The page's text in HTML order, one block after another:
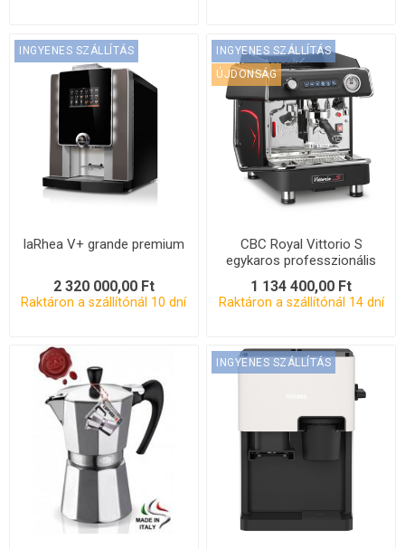
INGYENES SZÁLLÍTÁS
laRhea V+ grande premium
2 320 000,00 Ft
Raktáron a szállítónál 10 dní
INGYENES SZÁLLÍTÁS
ÚJDONSÁG
CBC Royal Vittorio S
egykaros professzionális
kávégép
1 134 400,00 Ft
Raktáron a szállítónál 14 dní
INGYENES SZÁLLÍTÁS